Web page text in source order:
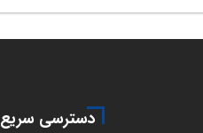
دسترسی سریع